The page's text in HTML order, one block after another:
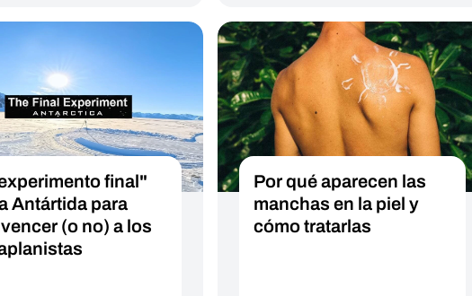
final"
Antártida para
(o no) a los
Por qué aparecen las
manchas en la piel y
cómo tratarlas